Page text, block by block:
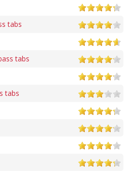
tabs
tabs
tabs